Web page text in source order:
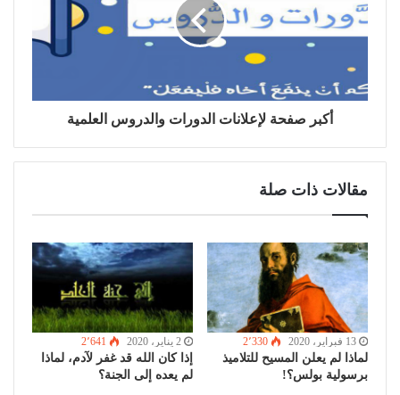
أكبر صفحة لإعلانات الدورات والدروس العلمية
مقالات ذات صلة
13 فبراير، 2020 2٬330
لماذا لم يعلن المسيح للتلاميذ
برسولية بولس؟!
2 يناير، 2020 2٬641
إذا كان الله قد غفر لآدم، لماذا
لم يعده إلى الجنة؟